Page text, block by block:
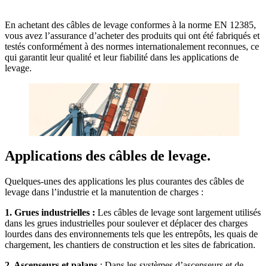
En achetant des câbles de levage conformes à la norme EN 12385,
vous avez l’assurance d’acheter des produits qui ont été fabriqués et
testés conformément à des normes internationalement reconnues, ce
qui garantit leur qualité et leur fiabilité dans les applications de
levage.
Applications des câbles de levage.
Quelques-unes des applications les plus courantes des câbles de
levage dans l’industrie et la manutention de charges :
1. Grues industrielles : Les câbles de levage sont largement utilisés
dans les grues industrielles pour soulever et déplacer des charges
lourdes dans des environnements tels que les entrepôts, les quais de
chargement, les chantiers de construction et les sites de fabrication.